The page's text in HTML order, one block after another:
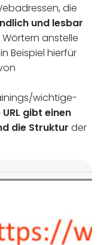
die
und lesbar
anstelle
Beispiel hierfür
wichtige-
gibt einen
die Struktur der